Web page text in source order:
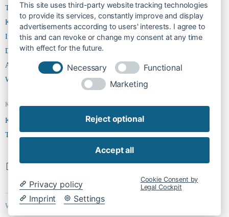
This site uses third-party website tracking technologies
to provide its services, constantly improve and display
advertisements according to users' interests. I agree to
this and can revoke or change my consent at any time
with effect for the future.
Necessary
Functional
Marketing
Reject optional
Accept all
Privacy policy
Imprint
Settings
Cookie Consent by
Legal Cockpit
Team
Kontakt
Impressum
Datenschutz
AGBs
Widerruf
Kontakt
Kontakt
Team
Webdesign byGrowmelons.de